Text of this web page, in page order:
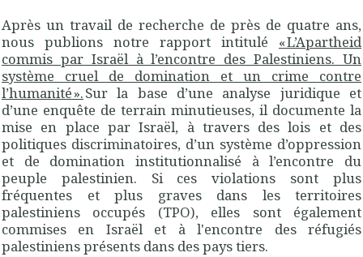
Après un travail de recherche de près de quatre ans,
nous publions notre rapport intitulé « L’Apartheid
commis par Israël à l’encontre des Palestiniens. Un
système cruel de domination et un crime contre
l’humanité ».Sur la base d’une analyse juridique et
d’une enquête de terrain minutieuses, il documente la
mise en place par Israël, à travers des lois et des
politiques discriminatoires, d’un système d’oppression
et de domination institutionnalisé à l’encontre du
peuple palestinien. Si ces violations sont plus
fréquentes et plus graves dans les territoires
palestiniens occupés (TPO), elles sont également
commises en Israël et à l'encontre des réfugiés
palestiniens présents dans des pays tiers.